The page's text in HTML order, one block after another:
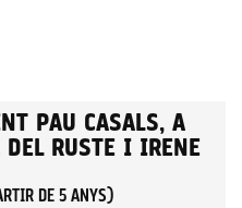
PAU CASALS, A
DEL RUSTE I IRENE
DE 5 ANYS)